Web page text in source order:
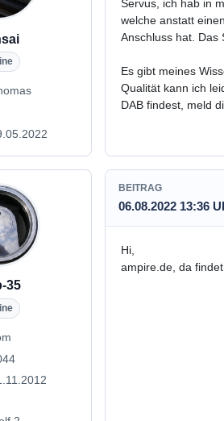
Servus, ich hab in
welche anstatt
Anschluss hat. Das
Es gibt meines
Qualität kann ich
DAB findest, meld
35
BEITRAG
06.08.2022 13:36
Hi,
ampire.de, da